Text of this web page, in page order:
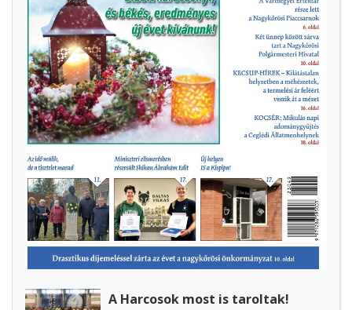
A Harcosok most is taroltak!